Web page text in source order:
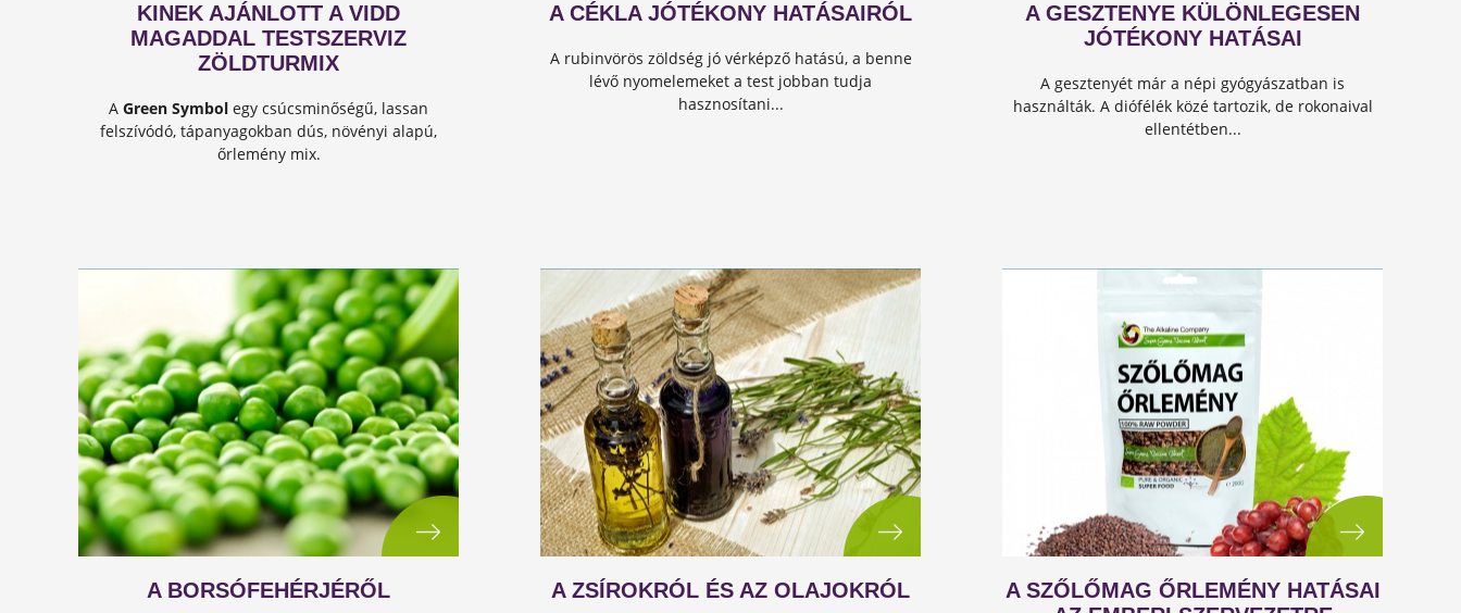
KINEK AJÁNLOTT A VIDD
MAGADDAL TESTSZERVIZ
ZÖLDTURMIX
A Green Symbol egy csúcsminőségű, lassan
felszívódó, tápanyagokban dús, növényi alapú,
őrlemény mix.
A CÉKLA JÓTÉKONY HATÁSAIRÓL
A rubinvörös zöldség jó vérképző hatású, a benne
lévő nyomelemeket a test jobban tudja
hasznosítani...
A GESZTENYE KÜLÖNLEGESEN
JÓTÉKONY HATÁSAI
A gesztenyét már a népi gyógyászatban is
használták. A diófélék közé tartozik, de rokonaival
ellentétben...
A BORSÓFEHÉRJÉRŐL A ZSÍROKRÓL ÉS AZ OLAJOKRÓL
A SZŐLŐMAG ŐRLEMÉNY HATÁSAI